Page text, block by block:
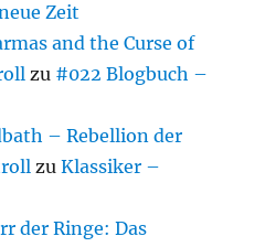
Zeit
and the Curse of
zu #022 Blogbuch –
– Rebellion der
zuKlassiker –
der Ringe: Das